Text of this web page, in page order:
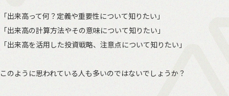
「出来高って何？定義や重要性について知りたい」
「出来高の計算方法やその意味について知りたい」
「出来高を活用した投資戦略、注意点について知りたい」
このように思われている人も多いのではないでしょうか？